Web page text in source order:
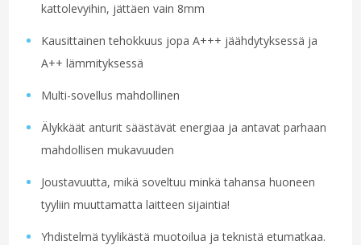
kattolevyihin, jättäen vain 8mm
Kausittainen tehokkuus jopa A+++ jäähdytyksessä ja
A++ lämmityksessä
Multi-sovellus mahdollinen
Älykkäät anturit säästävät energiaa ja antavat parhaan
mahdollisen mukavuuden
Joustavuutta, mikä soveltuu minkä tahansa huoneen
tyyliin muuttamatta laitteen sijaintia!
Yhdistelmä tyylikästä muotoilua ja teknistä etumatkaa.